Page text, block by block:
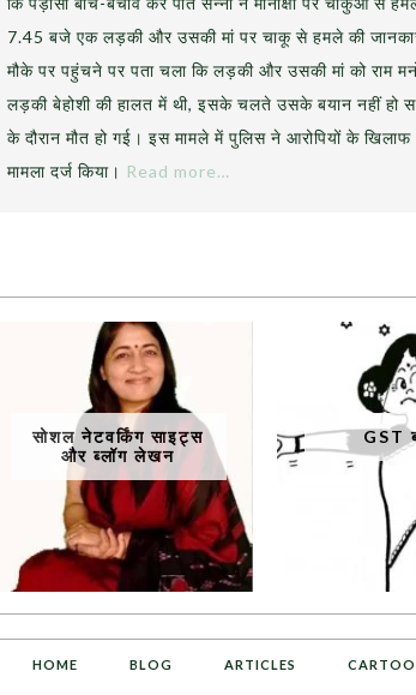
7.45 बजे एक लड़की और उसकी मां पर चाकू से हमले की
मौके पर पहुंचने पर पता चला‍ कि लड़की और उसकी मां को राम
लड़की बेहोशी की हालत में थी, इसके चलते उसके बयान नहीं हो
के दौरान मौत हो गई। इस मामले में पुलिस ने आरोपियों के
मामला दर्ज किया। Read more…
GST
सोशल नेटवर्किंग साइट्स
और ब्लॉग लेखन
HOME BLOG ARTICLES